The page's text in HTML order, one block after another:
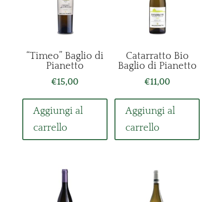
“Timeo” Baglio di
Pianetto
€15,00
Aggiungi al
carrello
Catarratto Bio
Baglio di Pianetto
€11,00
Aggiungi al
carrello